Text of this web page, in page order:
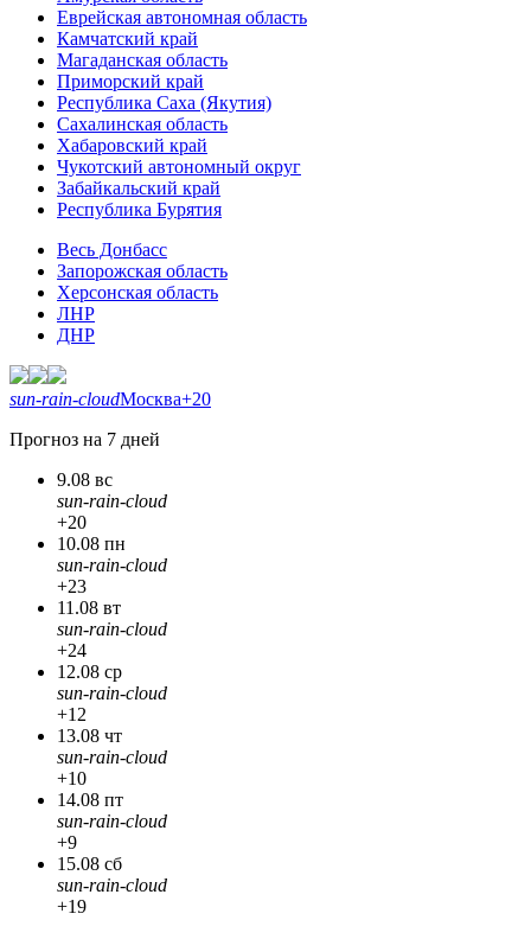
Еврейская автономная область
Камчатский край
Магаданская область
Приморский край
Республика Саха (Якутия)
Сахалинская область
Хабаровский край
Чукотский автономный округ
Забайкальский край
Республика Бурятия
Весь Донбасс
Запорожская область
Херсонская область
ЛНР
ДНР
sun-rain-cloudМосква+20
Прогноз на 7 дней
9.08 вс
sun-rain-cloud
+20
10.08 пн
sun-rain-cloud
+23
11.08 вт
sun-rain-cloud
+24
12.08 ср
sun-rain-cloud
+12
13.08 чт
sun-rain-cloud
+10
14.08 пт
sun-rain-cloud
+9
15.08 сб
sun-rain-cloud
+19